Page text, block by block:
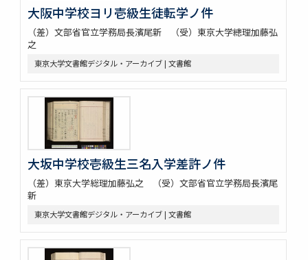
大阪中学校ヨリ壱級生徒転学ノ件
（差）文部省官立学務局長濱尾新 （受）東京大学總理加藤弘
之
東京大学文書館デジタル・アーカイブ | 文書館
大坂中学校壱級生三名入学差許ノ件
（差）東京大学総理加藤弘之 （受）文部省官立学務局長濱尾
新
東京大学文書館デジタル・アーカイブ | 文書館